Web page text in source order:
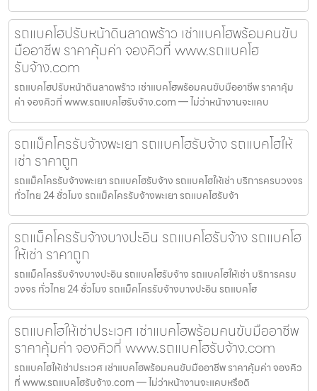
รถแบคโฮปรับหน้าดินลาดพร้าว เช่าแบคโฮพร้อมคนขับ
มืออาชีพ ราคาคุ้มค่า จองคิวที่ www.รถแบคโฮ
รับจ้าง.com
รถแบคโฮปรับหน้าดินลาดพร้าว เช่าแบคโฮพร้อมคนขับมืออาชีพ ราคาคุ้ม
ค่า จองคิวที่ www.รถแบคโฮรับจ้าง.com — ไม่ว่าหน้างานจะแคบ
รถแม็คโครรับจ้างพะเยา รถแบคโฮรับจ้าง รถแบคโฮให้
เช่า ราคาถูก
รถแม็คโครรับจ้างพะเยา รถแบคโฮรับจ้าง รถแบคโฮให้เช่า บริการครบวงจร
ทั่วไทย 24 ชั่วโมง รถแม็คโครรับจ้างพะเยา รถแบคโฮรับจ้า
รถแม็คโครรับจ้างบางปะอิน รถแบคโฮรับจ้าง รถแบคโฮ
ให้เช่า ราคาถูก
รถแม็คโครรับจ้างบางปะอิน รถแบคโฮรับจ้าง รถแบคโฮให้เช่า บริการครบ
วงจร ทั่วไทย 24 ชั่วโมง รถแม็คโครรับจ้างบางปะอิน รถแบคโฮ
รถแบคโฮให้เช่าประเวศ เช่าแบคโฮพร้อมคนขับมืออาชีพ
ราคาคุ้มค่า จองคิวที่ www.รถแบคโฮรับจ้าง.com
รถแบคโฮให้เช่าประเวศ เช่าแบคโฮพร้อมคนขับมืออาชีพ ราคาคุ้มค่า จองคิว
ที่ www.รถแบคโฮรับจ้าง.com — ไม่ว่าหน้างานจะแคบหรือดิ